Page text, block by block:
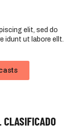
elit, sed do
idunt ut labore ellt.
CLASIFICADO